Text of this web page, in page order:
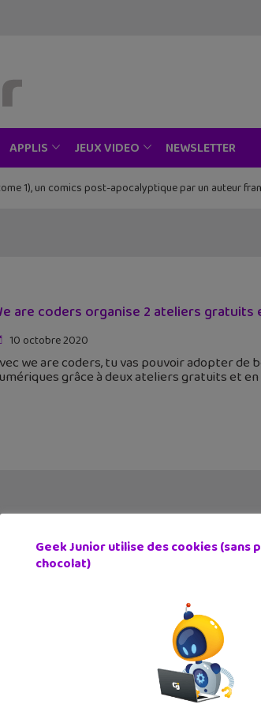
APPLIS JEUX VIDEO NEWSLETTER
1), un comics post-apocalyptique par un auteur
are coders organise 2 ateliers gratuits
10 octobre 2020
we are coders, tu vas pouvoir adopter
grâce à deux ateliers gratuits et
Geek Junior utilise des cookies (sans
chocolat)